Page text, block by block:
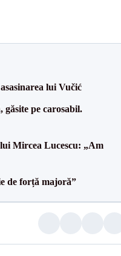
lui Vučić
găsite pe carosabil.
Mircea Lucescu: „Am
de forță majoră”